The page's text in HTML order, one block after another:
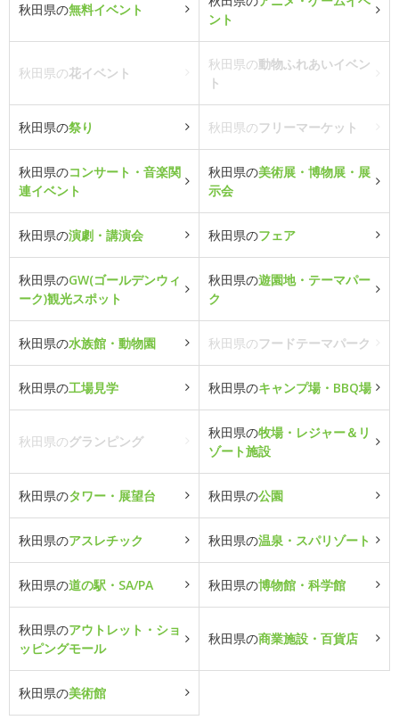
秋田県の無料イベント
ント
秋田県の花イベント
秋田県の動物ふれあいイベン
ト
秋田県の祭り 秋田県のフリーマーケット
秋田県のコンサート・音楽関
連イベント
秋田県の美術展・博物展・展
示会
秋田県の演劇・講演会 秋田県のフェア
秋田県のGW(ゴールデンウィ
ーク)観光スポット
秋田県の遊園地・テーマパー
ク
秋田県の水族館・動物園 秋田県のフードテーマパーク
秋田県の工場見学 秋田県のキャンプ場・BBQ場
秋田県のグランピング
秋田県の牧場・レジャー＆リ
ゾート施設
秋田県のタワー・展望台 秋田県の公園
秋田県のアスレチック 秋田県の温泉・スパリゾート
秋田県の道の駅・SA/PA 秋田県の博物館・科学館
秋田県のアウトレット・ショ
ッピングモール
秋田県の商業施設・百貨店
秋田県の美術館